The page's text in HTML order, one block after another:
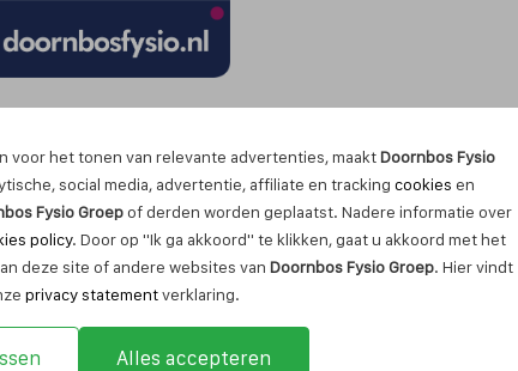
voor het tonen van relevante advertenties, maaktDoornbos Fysio
social media, advertentie, affiliate en tracking cookies en
Fysio Groepof derden worden geplaatst. Nadere informatie over
policy. Door op "Ik ga akkoord" te klikken, gaat u akkoord met het
deze site of andere websites van Doornbos Fysio Groep. Hier vindt
privacy statementverklaring.
Alles accepteren
Maak nu een afspraak